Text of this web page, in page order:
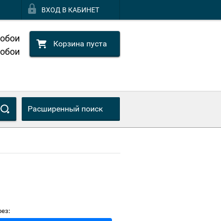
ВХОД В КАБИНЕТ
Корзина пуста
Расширенный поиск